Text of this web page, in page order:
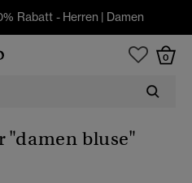
Rabatt - Herren | Damen
0
"damen bluse"